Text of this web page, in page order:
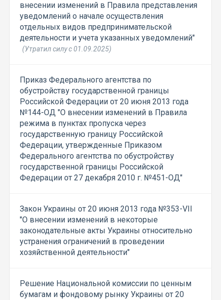
внесении изменений в Правила представления
уведомлений о начале осуществления
отдельных видов предпринимательской
деятельности и учета указанных уведомлений"
(Утратил силу с 01.09.2025)
Приказ Федерального агентства по
обустройству государственной границы
Российской Федерации от 20 июня 2013 года
№144-ОД "О внесении изменений в Правила
режима в пунктах пропуска через
государственную границу Российской
Федерации, утвержденные Приказом
Федерального агентства по обустройству
государственной границы Российской
Федерации от 27 декабря 2010 г. №451-ОД"
Закон Украины от 20 июня 2013 года №353-VII
"О внесении изменений в некоторые
законодательные акты Украины относительно
устранения ограничений в проведении
хозяйственной деятельности"
Решение Национальной комиссии по ценным
бумагам и фондовому рынку Украины от 20